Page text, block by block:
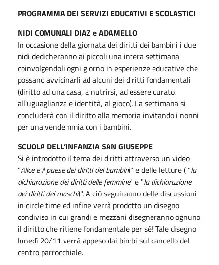
PROGRAMMA DEI SERVIZI EDUCATIVI E SCOLASTICI
NIDI COMUNALI DIAZ e ADAMELLO
In occasione della giornata dei diritti dei bambini i due
nidi dedicheranno ai piccoli una intera settimana
coinvolgendoli ogni giorno in esperienze educative che
possano avvicinarli ad alcuni dei diritti fondamentali
(diritto ad una casa, a nutrirsi, ad essere curato,
all'uguaglianza e identità, al gioco). La settimana si
concluderà con il diritto alla memoria invitando i nonni
per una vendemmia con i bambini.
SCUOLA DELL’INFANZIA SAN GIUSEPPE
Si è introdotto il tema dei diritti attraverso un video
"Alice e il paese dei diritti dei bambini" e delle letture ( "la
dichiarazione dei diritti delle femmine" e "la dichiarazione
dei diritti dei maschi)". A ciò seguiranno delle discussioni
in circle time ed infine verrà prodotto un disegno
condiviso in cui grandi e mezzani disegneranno ognuno
il diritto che ritiene fondamentale per sé! Tale disegno
lunedì 20/11 verrà appeso dai bimbi sul cancello del
centro parrocchiale.